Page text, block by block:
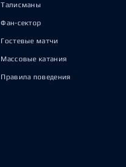
Талисманы
Фан-сектор
Гостевые матчи
Массовые катания
Правила поведения